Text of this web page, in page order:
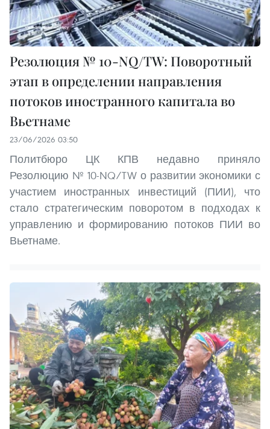
Резолюция № 10-NQ/TW: Поворотный
этап в определении направления
потоков иностранного капитала во
Вьетнаме
23/06/2026 03:50
Политбюро ЦК КПВ недавно приняло
Резолюцию № 10-NQ/TW о развитии экономики с
участием иностранных инвестиций (ПИИ), что
стало стратегическим поворотом в подходах к
управлению и формированию потоков ПИИ во
Вьетнаме.